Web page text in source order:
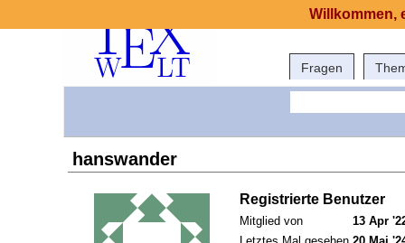
Fragen
hanswander
Registrierte Benutzer
Mitglied von
13 Apr
Willkommen,